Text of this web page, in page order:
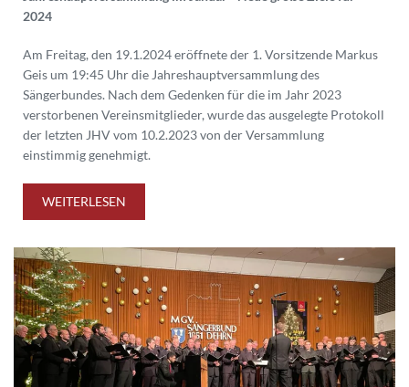
2024
Am Freitag, den 19.1.2024 eröffnete der 1. Vorsitzende Markus
Geis um 19:45 Uhr die Jahreshauptversammlung des
Sängerbundes. Nach dem Gedenken für die im Jahr 2023
verstorbenen Vereinsmitglieder, wurde das ausgelegte Protokoll
der letzten JHV vom 10.2.2023 von der Versammlung
einstimmig genehmigt.
WEITERLESEN